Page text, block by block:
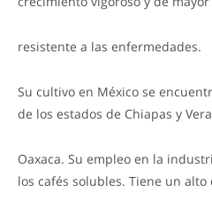
resistente a las enfermedades.
Su cultivo en México se
de los estados de Chiapas y
Oaxaca. Su empleo en la
los cafés solubles. Tiene un alto